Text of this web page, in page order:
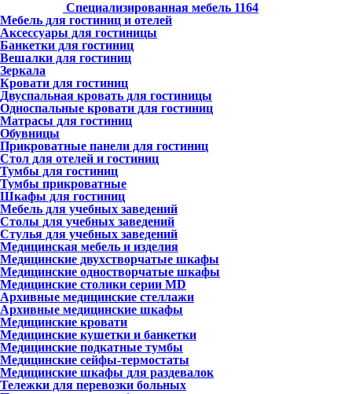
Специализированная мебель 1164
Мебель для гостиниц и отелей
Аксессуары для гостиницы
Банкетки для гостиниц
Вешалки для гостиниц
Зеркала
Кровати для гостиниц
Двуспальная кровать для гостиницы
Односпальные кровати для гостиниц
Матрасы для гостиниц
Обувницы
Прикроватные панели для гостиниц
Стол для отелей и гостиниц
Тумбы для гостиниц
Тумбы прикроватные
Шкафы для гостиниц
Мебель для учебных заведений
Столы для учебных заведений
Стулья для учебных заведений
Медицинская мебель и изделия
Медицинские двухстворчатые шкафы
Медицинские одностворчатые шкафы
Медицинские столики серии MD
Архивные медицинские стеллажи
Архивные медицинские шкафы
Медицинские кровати
Медицинские кушетки и банкетки
Медицинские подкатные тумбы
Медицинские сейфы-термостаты
Медицинские шкафы для раздевалок
Тележки для перевозки больных